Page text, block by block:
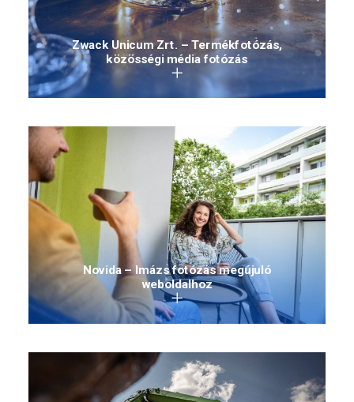
Zwack Unicum Zrt. – Termékfotózás,
közösségi média fotózás
Novida – Imázs fotózás megújuló
weboldalhoz